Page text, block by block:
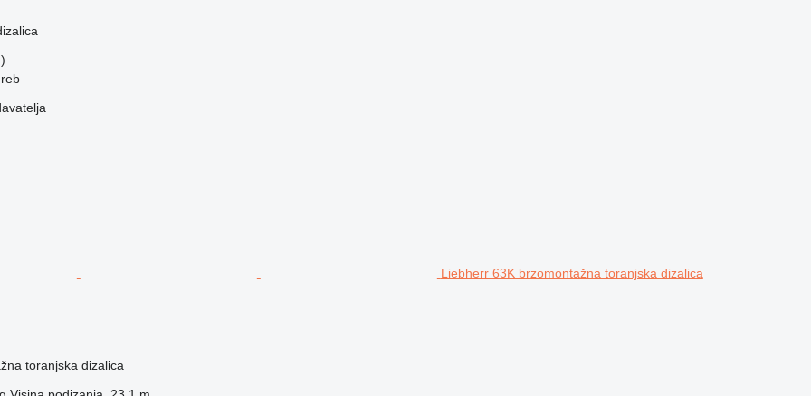
Liebherr 63K brzomontažna toranjska dizalica
toranjska dizalica